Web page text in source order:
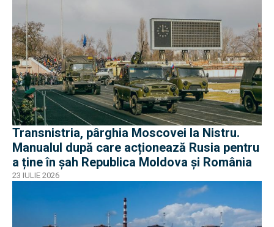
Transnistria, pârghia Moscovei la Nistru.
Manualul după care acționează Rusia pentru
a ține în șah Republica Moldova și România
23 IULIE 2026